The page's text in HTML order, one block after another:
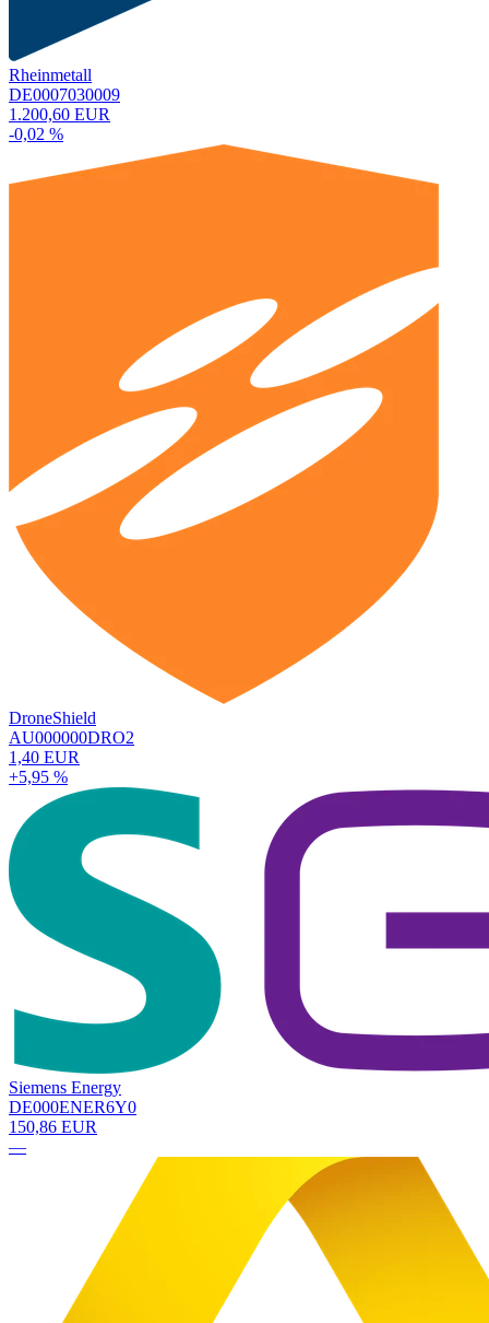
Rheinmetall
DE0007030009
1.200,60 EUR
-0,02 %
DroneShield
AU000000DRO2
1,40 EUR
+5,95 %
Siemens Energy
DE000ENER6Y0
150,86 EUR
—